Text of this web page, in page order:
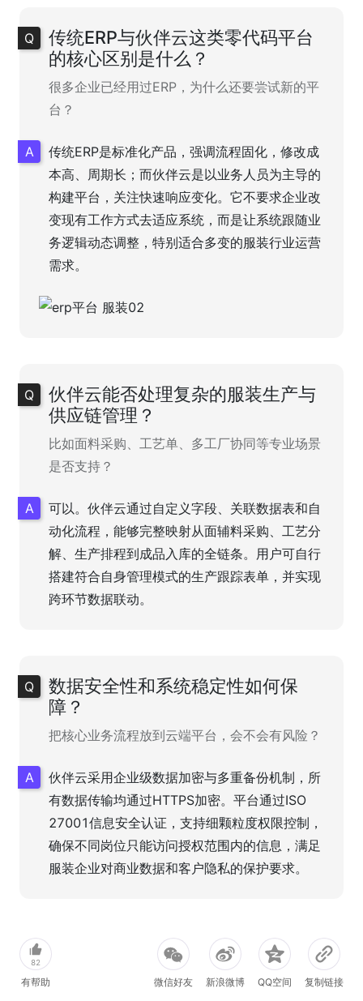
传统ERP与伙伴云这类零代码平台
的核心区别是什么？
很多企业已经用过ERP，为什么还要尝试新的平
台？
传统ERP是标准化产品，强调流程固化，修改成
本高、周期长；而伙伴云是以业务人员为主导的
构建平台，关注快速响应变化。它不要求企业改
变现有工作方式去适应系统，而是让系统跟随业
务逻辑动态调整，特别适合多变的服装行业运营
需求。
伙伴云能否处理复杂的服装生产与
供应链管理？
比如面料采购、工艺单、多工厂协同等专业场景
是否支持？
可以。伙伴云通过自定义字段、关联数据表和自
动化流程，能够完整映射从面辅料采购、工艺分
解、生产排程到成品入库的全链条。用户可自行
搭建符合自身管理模式的生产跟踪表单，并实现
跨环节数据联动。
数据安全性和系统稳定性如何保
障？
把核心业务流程放到云端平台，会不会有风险？
伙伴云采用企业级数据加密与多重备份机制，所
有数据传输均通过HTTPS加密。平台通过ISO
27001信息安全认证，支持细颗粒度权限控制，
确保不同岗位只能访问授权范围内的信息，满足
服装企业对商业数据和客户隐私的保护要求。
82
有帮助 微信好友 新浪微博 QQ空间 复制链接